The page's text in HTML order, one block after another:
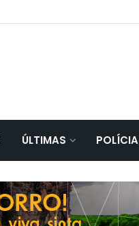
ÚLTIMAS POLÍCIA